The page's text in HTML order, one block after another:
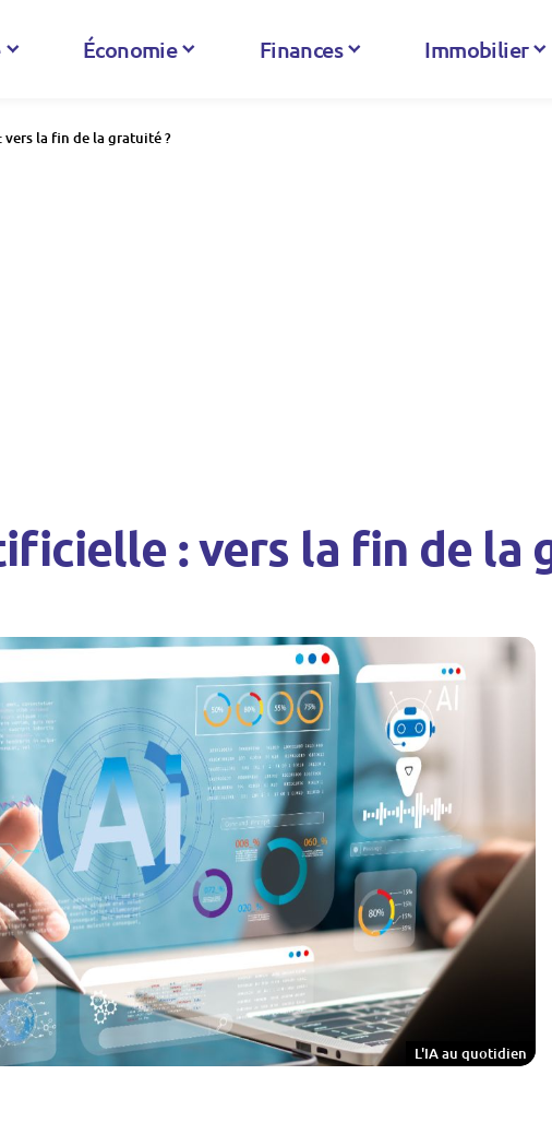
Économie Finances Immobilier
la fin de la gratuité ?
: vers la fin de la
L'IA au quotidien